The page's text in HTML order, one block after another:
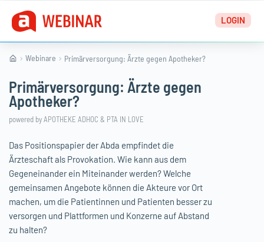
Inhalt
springen
LOGIN
Webinare Primärversorgung: Ärzte gegen Apotheker?
Primärversorgung: Ärzte gegen
Apotheker?
powered by APOTHEKE ADHOC & PTA IN LOVE
Das Positionspapier der Abda empfindet die
Ärzteschaft als Provokation. Wie kann aus dem
Gegeneinander ein Miteinander werden? Welche
gemeinsamen Angebote können die Akteure vor Ort
machen, um die Patientinnen und Patienten besser zu
versorgen und Plattformen und Konzerne auf Abstand
zu halten?